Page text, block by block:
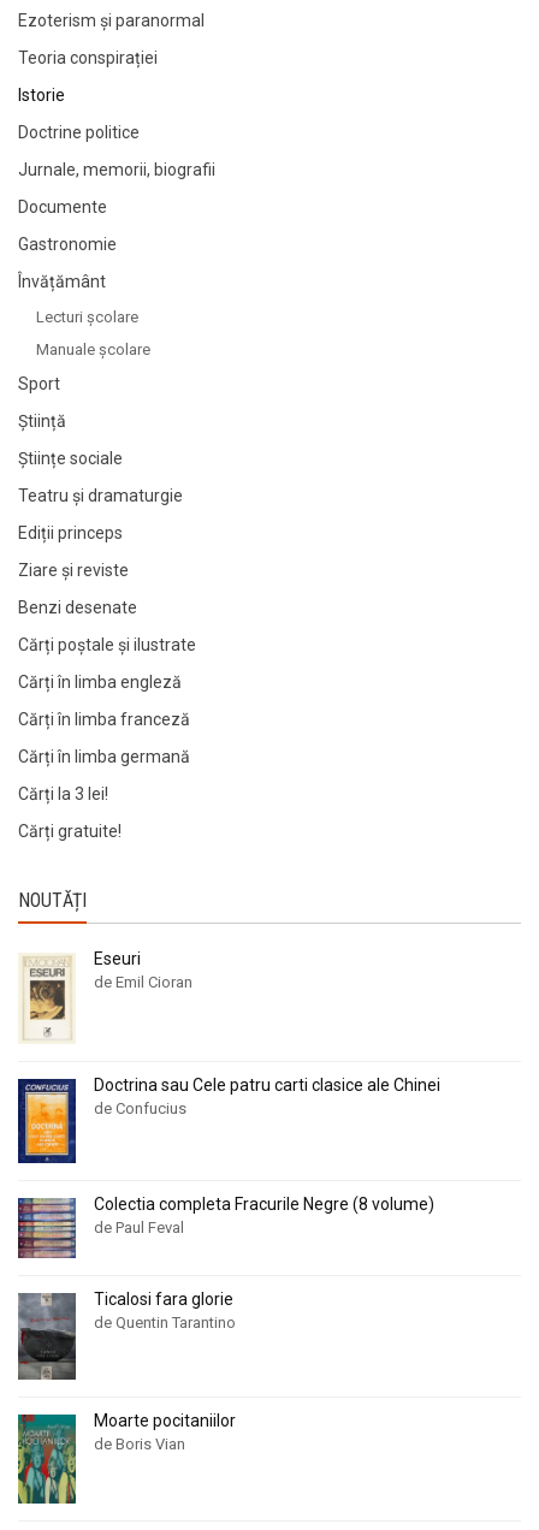
Ezoterism și paranormal
Teoria conspirației
Istorie
Doctrine politice
Jurnale, memorii, biografii
Documente
Gastronomie
Învățământ
Lecturi şcolare
Manuale şcolare
Sport
Știință
Științe sociale
Teatru și dramaturgie
Ediții princeps
Ziare şi reviste
Benzi desenate
Cărți poștale și ilustrate
Cărți în limba engleză
Cărți în limba franceză
Cărți în limba germană
Cărți la 3 lei!
Cărți gratuite!
NOUTĂȚI
Eseuri
de Emil Cioran
Doctrina sau Cele patru carti clasice ale Chinei
de Confucius
Colectia completa Fracurile Negre (8 volume)
de Paul Feval
Ticalosi fara glorie
de Quentin Tarantino
Moarte pocitaniilor
de Boris Vian